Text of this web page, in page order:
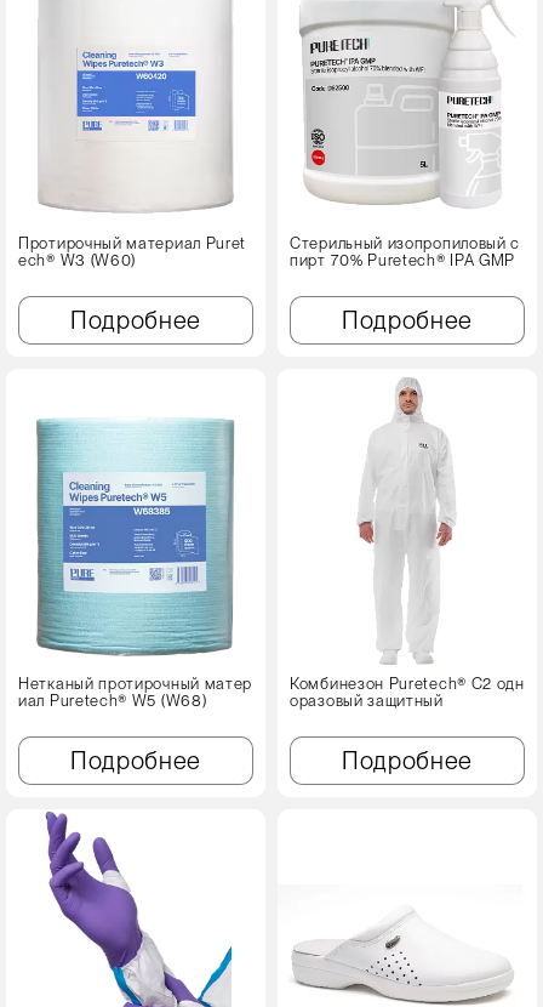
Протирочный материал Puret
ech® W3 (W60)
Подробнее
Стерильный изопропиловый с
пирт 70% Puretech® IPA GMP
Подробнее
Нетканый протирочный матер
иал Puretech® W5 (W68)
Подробнее
Комбинезон Puretech® C2 одн
оразовый защитный
Подробнее